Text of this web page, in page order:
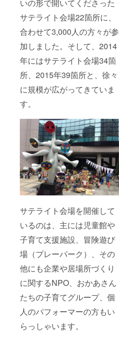
いの形で開いてくださった
サテライト会場22箇所に、
合わせて3,000人の方々が参
加しました。そして、2014
年にはサテライト会場34箇
所、2015年39箇所と、徐々
に規模が広がってきていま
す。
サテライト会場を開催して
いるのは、主には児童館や
子育て支援施設、冒険遊び
場（プレーパーク）、その
他にも企業や居場所づくり
に関するNPO、おかあさん
たちの子育てグループ、個
人のパフォーマーの方もい
らっしゃいます。